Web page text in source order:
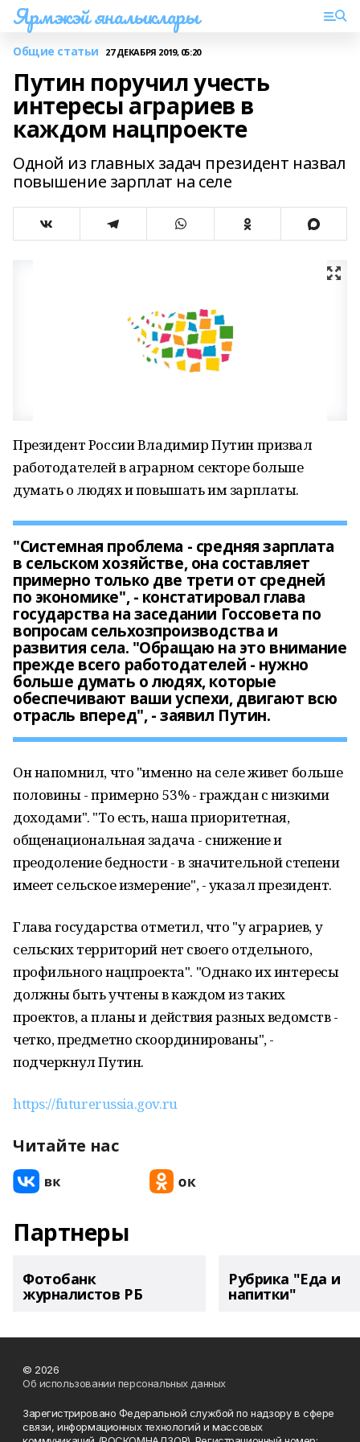
Ярмэкэй яналыклары
Общие статьи 27 ДЕКАБРЯ 2019, 05:20
Путин поручил учесть
интересы аграриев в
каждом нацпроекте
Одной из главных задач президент назвал
повышение зарплат на селе
Президент России Владимир Путин призвал
работодателей в аграрном секторе больше
думать о людях и повышать им зарплаты.
"Системная проблема - средняя зарплата
в сельском хозяйстве, она составляет
примерно только две трети от средней
по экономике", - констатировал глава
государства на заседании Госсовета по
вопросам сельхозпроизводства и
развития села. "Обращаю на это внимание
прежде всего работодателей - нужно
больше думать о людях, которые
обеспечивают ваши успехи, двигают всю
отрасль вперед", - заявил Путин.
Он напомнил, что "именно на селе живет больше
половины - примерно 53% - граждан с низкими
доходами". "То есть, наша приоритетная,
общенациональная задача - снижение и
преодоление бедности - в значительной степени
имеет сельское измерение", - указал президент.
Глава государства отметил, что "у аграриев, у
сельских территорий нет своего отдельного,
профильного нацпроекта". "Однако их интересы
должны быть учтены в каждом из таких
проектов, а планы и действия разных ведомств -
четко, предметно скоординированы", -
подчеркнул Путин.
https://futurerussia.gov.ru
Читайте нас
Партнеры
Фотобанк
журналистов РБ
Рубрика "Еда и
напитки"
© 2026
Об использовании персональных данных
Зарегистрировано Федеральной службой по надзору в сфере
связи, информационных технологий и массовых